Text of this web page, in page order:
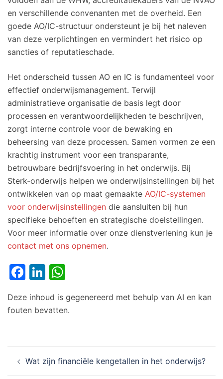
en verschillende convenanten met de overheid. Een
goede AO/IC-structuur ondersteunt je bij het naleven
van deze verplichtingen en vermindert het risico op
sancties of reputatieschade.
Het onderscheid tussen AO en IC is fundamenteel voor
effectief onderwijsmanagement. Terwijl
administratieve organisatie de basis legt door
processen en verantwoordelijkheden te beschrijven,
zorgt interne controle voor de bewaking en
beheersing van deze processen. Samen vormen ze een
krachtig instrument voor een transparante,
betrouwbare bedrijfsvoering in het onderwijs. Bij
Sterk-onderwijs helpen we onderwijsinstellingen bij het
ontwikkelen van op maat gemaakte AO/IC-systemen
voor onderwijsinstellingen die aansluiten bij hun
specifieke behoeften en strategische doelstellingen.
Voor meer informatie over onze dienstverlening kun je
contact met ons opnemen.
Facebook
LinkedIn
Deze inhoud is gegenereerd met behulp van AI en kan
fouten bevatten.
navigatie
Wat zijn financiële kengetallen in het onderwijs?